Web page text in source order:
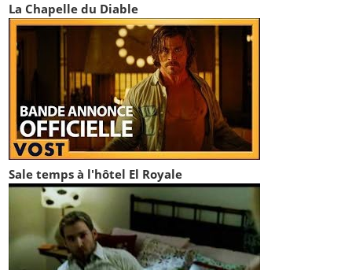
La Chapelle du Diable
Sale temps à l'hôtel El Royale